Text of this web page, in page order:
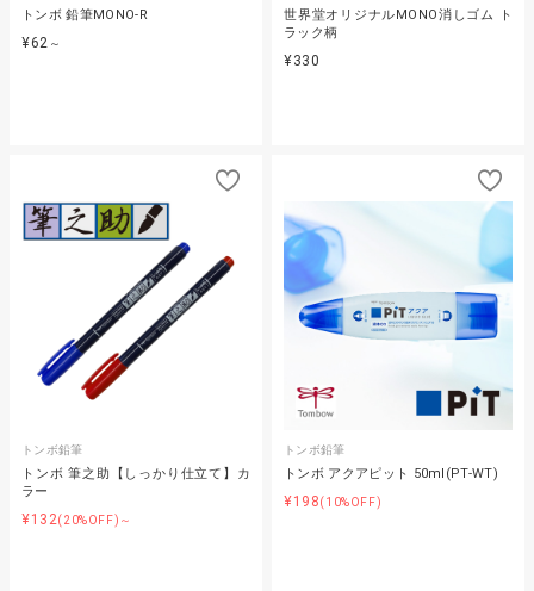
トンボ 鉛筆MONO-R
¥62 ～
世界堂オリジナルMONO消しゴム ト
ラック柄
¥330
トンボ鉛筆
トンボ 筆之助【しっかり仕立て】カ
ラー
¥132(20%OFF)～
トンボ鉛筆
トンボ アクアピット 50ml(PT-WT)
¥198(10%OFF)